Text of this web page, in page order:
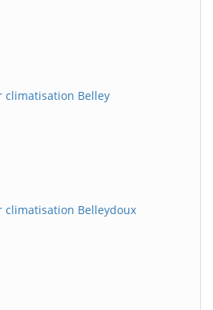
climatisation Belley
climatisation Belleydoux